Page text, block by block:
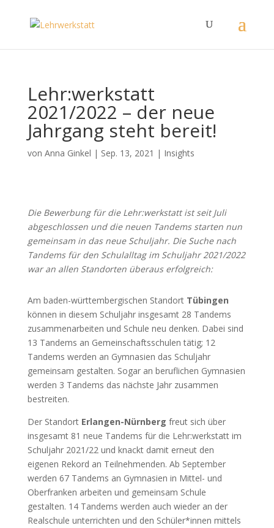
Lehr:werkstatt
2021/2022 – der neue
Jahrgang steht bereit!
von Anna Ginkel | Sep. 13, 2021 | Insights
Die Bewerbung für die Lehr:werkstatt ist seit Juli
abgeschlossen und die neuen Tandems starten nun
gemeinsam in das neue Schuljahr. Die Suche nach
Tandems für den Schulalltag im Schuljahr 2021/2022
war an allen Standorten überaus erfolgreich:
Am baden-württembergischen Standort Tübingen
können in diesem Schuljahr insgesamt 28 Tandems
zusammenarbeiten und Schule neu denken. Dabei sind
13 Tandems an Gemeinschaftsschulen tätig; 12
Tandems werden an Gymnasien das Schuljahr
gemeinsam gestalten. Sogar an beruflichen Gymnasien
werden 3 Tandems das nächste Jahr zusammen
bestreiten.
Der Standort Erlangen-Nürnberg freut sich über
insgesamt 81 neue Tandems für die Lehr:werkstatt im
Schuljahr 2021/22 und knackt damit erneut den
eigenen Rekord an Teilnehmenden. Ab September
werden 67 Tandems an Gymnasien in Mittel- und
Oberfranken arbeiten und gemeinsam Schule
gestalten. 14 Tandems werden auch wieder an der
Realschule unterrichten und den Schüler*innen mittels